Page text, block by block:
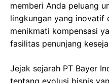
memberi Anda peluang
lingkungan yang inovatif
menikmati kompensasi
fasilitas penunjang
Jejak sejarah PT Bayer